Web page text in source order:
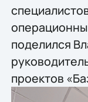
поделился
проектов